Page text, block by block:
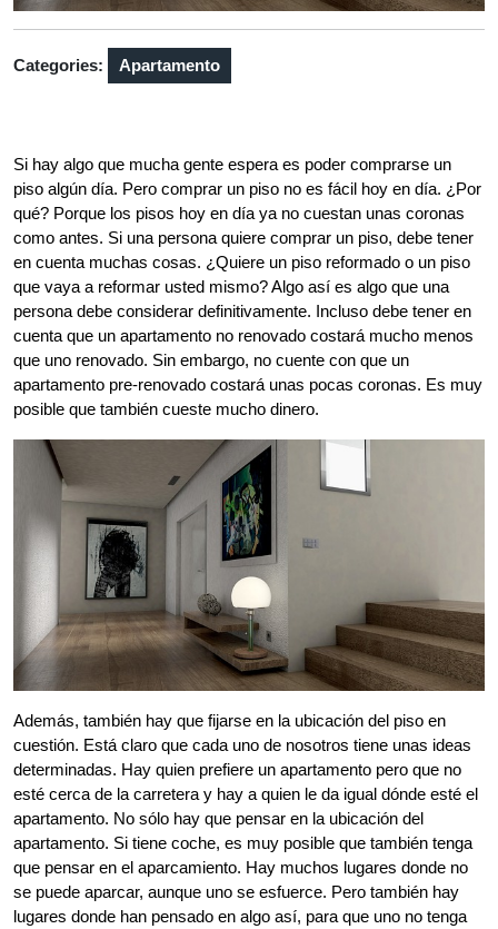
Categories: Apartamento
Si hay algo que mucha gente espera es poder comprarse un
piso algún día. Pero comprar un piso no es fácil hoy en día. ¿Por
qué? Porque los pisos hoy en día ya no cuestan unas coronas
como antes. Si una persona quiere comprar un piso, debe tener
en cuenta muchas cosas. ¿Quiere un piso reformado o un piso
que vaya a reformar usted mismo? Algo así es algo que una
persona debe considerar definitivamente. Incluso debe tener en
cuenta que un apartamento no renovado costará mucho menos
que uno renovado. Sin embargo, no cuente con que un
apartamento pre-renovado costará unas pocas coronas. Es muy
posible que también cueste mucho dinero.
Además, también hay que fijarse en la ubicación del piso en
cuestión. Está claro que cada uno de nosotros tiene unas ideas
determinadas. Hay quien prefiere un apartamento pero que no
esté cerca de la carretera y hay a quien le da igual dónde esté el
apartamento. No sólo hay que pensar en la ubicación del
apartamento. Si tiene coche, es muy posible que también tenga
que pensar en el aparcamiento. Hay muchos lugares donde no
se puede aparcar, aunque uno se esfuerce. Pero también hay
lugares donde han pensado en algo así, para que uno no tenga